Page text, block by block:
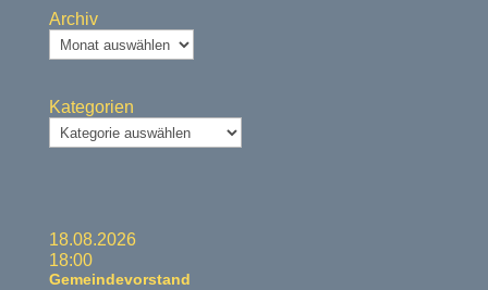
Archiv
Kategorien
18.08.2026
18:00
Gemeindevorstand